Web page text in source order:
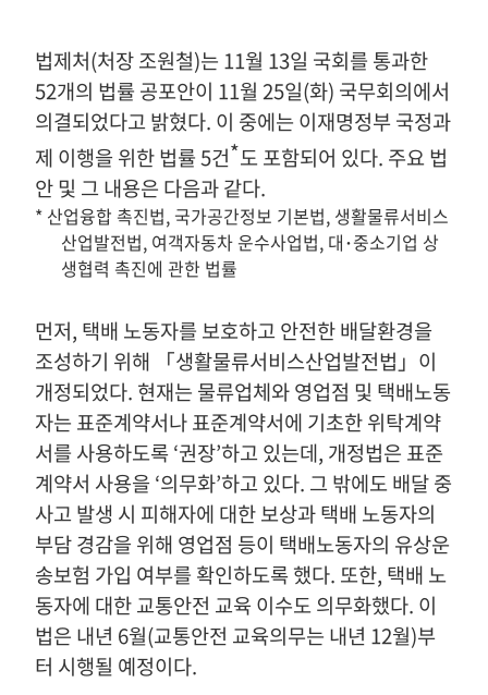
법제처(처장 조원철)는 11월 13일 국회를 통과한
52개의 법률 공포안이 11월 25일(화) 국무회의에서
의결되었다고 밝혔다. 이 중에는 이재명정부 국정과
제 이행을 위한 법률5건*도 포함되어 있다. 주요 법
안 및 그 내용은 다음과 같다.
* 산업융합 촉진법,국가공간정보 기본법, 생활물류서비스
산업발전법, 여객자동차 운수사업법, 대･중소기업 상
생협력 촉진에 관한 법률
먼저, 택배 노동자를 보호하고 안전한 배달환경을
조성하기 위해
「생활물류서비스산업발전법 」 이
개정되었다. 현재는 물류업체와 영업점 및 택배노동
자는 표준계약서나 표준계약서에 기초한 위탁계약
서를 사용하도록‘권장’하고 있는데, 개정법은 표준
계약서 사용을 ‘의무화’하고 있다. 그 밖에도 배달 중
사고 발생 시 피해자에 대한 보상과 택배 노동자의
부담 경감을 위해 영업점 등이 택배노동자의 유상운
송보험 가입 여부를 확인하도록 했다. 또한, 택배 노
동자에 대한 교통안전 교육 이수도 의무화했다. 이
법은 내년 6월(교통안전 교육의무는 내년 12월)부
터 시행될 예정이다.